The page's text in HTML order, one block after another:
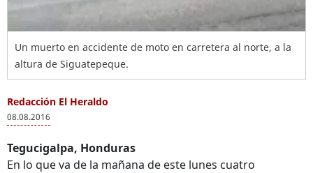
Un muerto en accidente de moto en carretera al norte, a la
altura de Siguatepeque.
Redacción El Heraldo
08.08.2016
Tegucigalpa, Honduras
En lo que va de la mañana de este lunes cuatro